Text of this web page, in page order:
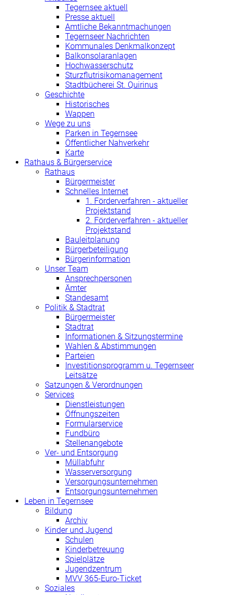
Tegernsee aktuell
Presse aktuell
Amtliche Bekanntmachungen
Tegernseer Nachrichten
Kommunales Denkmalkonzept
Balkonsolaranlagen
Hochwasserschutz
Sturzflutrisikomanagement
Stadtbücherei St. Quirinus
Geschichte
Historisches
Wappen
Wege zu uns
Parken in Tegernsee
Öffentlicher Nahverkehr
Karte
Rathaus & Bürgerservice
Rathaus
Bürgermeister
Schnelles Internet
1. Förderverfahren - aktueller
Projektstand
2. Förderverfahren - aktueller
Projektstand
Bauleitplanung
Bürgerbeteiligung
Bürgerinformation
Unser Team
Ansprechpersonen
Ämter
Standesamt
Politik & Stadtrat
Bürgermeister
Stadtrat
Informationen & Sitzungstermine
Wahlen & Abstimmungen
Parteien
Investitionsprogramm u. Tegernseer
Leitsätze
Satzungen & Verordnungen
Services
Dienstleistungen
Öffnungszeiten
Formularservice
Fundbüro
Stellenangebote
Ver- und Entsorgung
Müllabfuhr
Wasserversorgung
Versorgungsunternehmen
Entsorgungsunternehmen
Leben in Tegernsee
Bildung
Archiv
Kinder und Jugend
Schulen
Kinderbetreuung
Spielplätze
Jugendzentrum
MVV 365-Euro-Ticket
Soziales